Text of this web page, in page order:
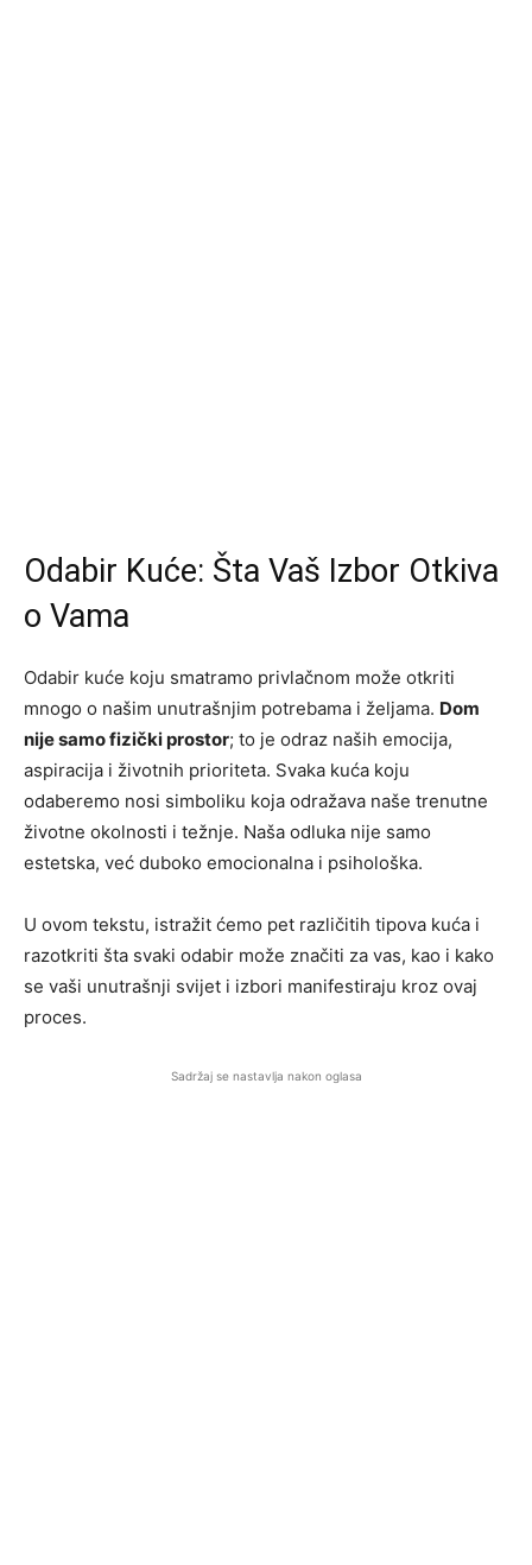
Odabir Kuće: Šta Vaš Izbor Otkiva
o Vama
Odabir kuće koju smatramo privlačnom može otkriti
mnogo o našim unutrašnjim potrebama i željama. Dom
nije samo fizički prostor; to je odraz naših emocija,
aspiracija i životnih prioriteta. Svaka kuća koju
odaberemo nosi simboliku koja odražava naše trenutne
životne okolnosti i težnje. Naša odluka nije samo
estetska, već duboko emocionalna i psihološka.
U ovom tekstu, istražit ćemo pet različitih tipova kuća i
razotkriti šta svaki odabir može značiti za vas, kao i kako
se vaši unutrašnji svijet i izbori manifestiraju kroz ovaj
proces.
Sadržaj se nastavlja nakon oglasa